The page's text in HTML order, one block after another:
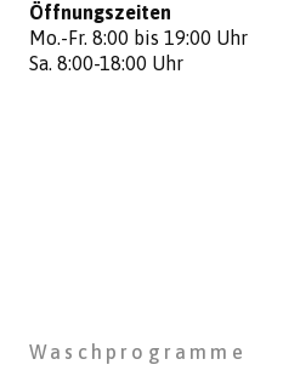
DER UMWELT
Öffnungszeiten
Mo.-Fr. 8:00 bis 19:00 Uhr
Sa. 8:00-18:00 Uhr
Waschprogramme